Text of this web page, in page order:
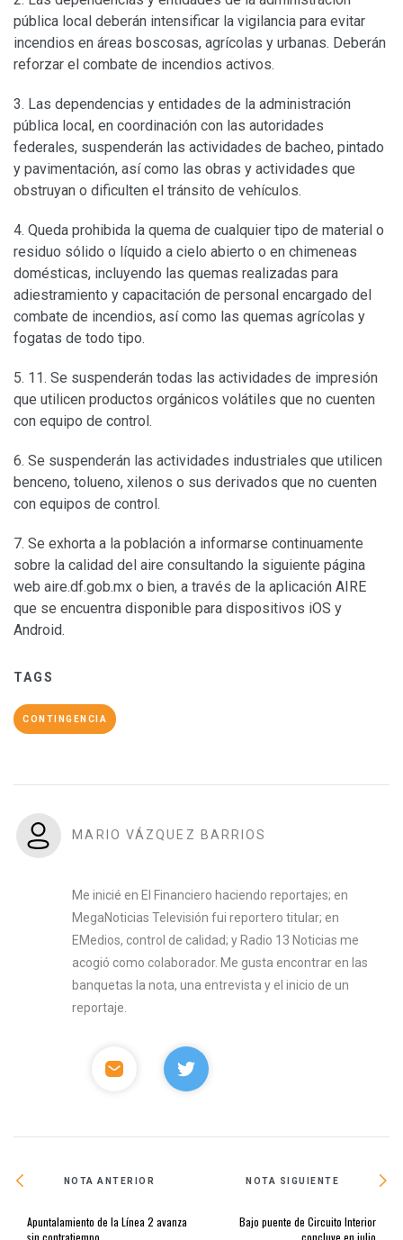
pública local deberán intensificar la vigilancia para evitar
incendios en áreas boscosas, agrícolas y urbanas. Deberán
reforzar el combate de incendios activos.
3. Las dependencias y entidades de la administración
pública local, en coordinación con las autoridades
federales, suspenderán las actividades de bacheo, pintado
y pavimentación, así como las obras y actividades que
obstruyan o dificulten el tránsito de vehículos.
4. Queda prohibida la quema de cualquier tipo de material o
residuo sólido o líquido a cielo abierto o en chimeneas
domésticas, incluyendo las quemas realizadas para
adiestramiento y capacitación de personal encargado del
combate de incendios, así como las quemas agrícolas y
fogatas de todo tipo.
5. 11. Se suspenderán todas las actividades de impresión
que utilicen productos orgánicos volátiles que no cuenten
con equipo de control.
6. Se suspenderán las actividades industriales que utilicen
benceno, tolueno, xilenos o sus derivados que no cuenten
con equipos de control.
7. Se exhorta a la población a informarse continuamente
sobre la calidad del aire consultando la siguiente página
web aire.df.gob.mx o bien, a través de la aplicación AIRE
que se encuentra disponible para dispositivos iOS y
Android.
TAGS
CONTINGENCIA
MARIO VÁZQUEZ BARRIOS
Me inicié en El Financiero haciendo reportajes; en
MegaNoticias Televisión fui reportero titular; en
EMedios, control de calidad; y Radio 13 Noticias me
acogió como colaborador. Me gusta encontrar en las
banquetas la nota, una entrevista y el inicio de un
reportaje.
NOTA ANTERIOR
Apuntalamiento de la Línea 2 avanza
NOTA SIGUIENTE
Bajo puente de Circuito Interior